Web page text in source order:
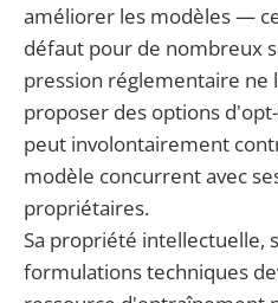
améliorer les modèles —
défaut pour de nombreux
pression réglementaire ne
proposer des options
peut involontairement
modèle concurrent avec
propriétaires.
Sa propriété intellectuelle,
formulations techniques